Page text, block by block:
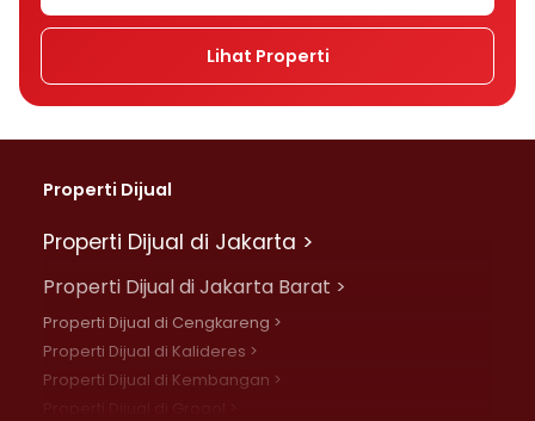
Lihat Properti
Properti Dijual
Properti Dijual di Jakarta >
Properti Dijual di Jakarta Barat >
Properti Dijual di Cengkareng >
Properti Dijual di Kalideres >
Properti Dijual di Kembangan >